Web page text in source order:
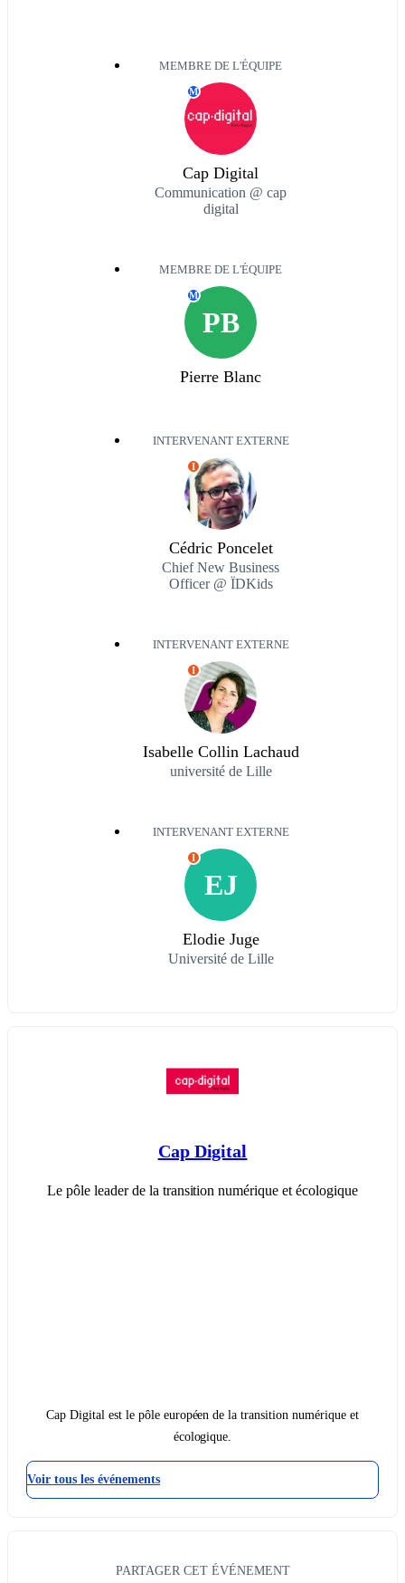
MEMBRE DE L'ÉQUIPE
M
Cap Digital
Communication @ cap
digital
MEMBRE DE L'ÉQUIPE
PB
M
Pierre Blanc
INTERVENANT EXTERNE
I
Cédric Poncelet
Chief New Business
Officer @ ÏDKids
INTERVENANT EXTERNE
I
Isabelle Collin Lachaud
université de Lille
INTERVENANT EXTERNE
EJ
I
Elodie Juge
Université de Lille
Cap Digital
Le pôle leader de la transition numérique et écologique
Cap Digital est le pôle européen de la transition numérique et
écologique.
Voir tous les événements
PARTAGER CET ÉVÉNEMENT